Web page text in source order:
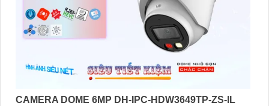
CAMERA DOME 6MP DH-IPC-HDW3649TP-ZS-IL